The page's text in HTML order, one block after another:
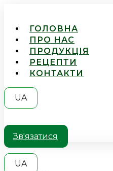
ГОЛОВНА
ПРО НАС
ПРОДУКЦІЯ
РЕЦЕПТИ
КОНТАКТИ
UA
Зв'язатися
UA